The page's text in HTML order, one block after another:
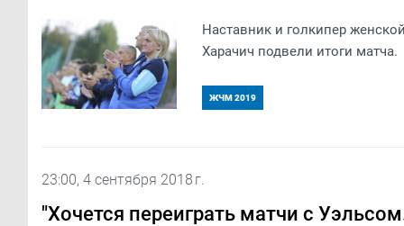
Наставник и голкипер
Харачич подвели итоги матча.
ЖЧМ 2019
23:00, 4 сентября 2018 г.
"Хочется переиграть матчи с